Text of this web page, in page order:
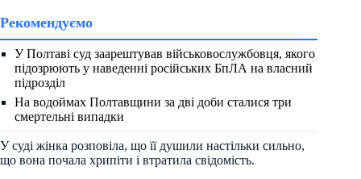
Рекомендуємо
У Полтаві суд заарештував військовослужбовця, якого
підозрюють у наведенні російських БпЛА на власний
підрозділ
На водоймах Полтавщини за дві доби сталися три
смертельні випадки
У суді жінка розповіла, що її душили настільки сильно,
що вона почала хрипіти і втратила свідомість.